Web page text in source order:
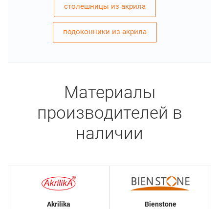
столешницы из акрила
подоконники из акрила
Материалы
производителей в
наличии
Akrilika Bienstone